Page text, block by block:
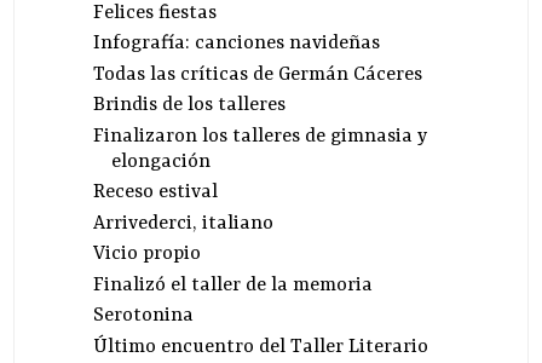
Felices fiestas
Infografía: canciones navideñas
Todas las críticas de Germán Cáceres
Brindis de los talleres
Finalizaron los talleres de gimnasia y
elongación
Receso estival
Arrivederci, italiano
Vicio propio
Finalizó el taller de la memoria
Serotonina
Último encuentro del Taller Literario